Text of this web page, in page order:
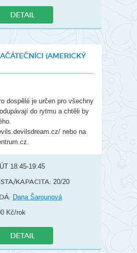
DETAIL
(AMERICKÝ
dospělé je určen pro všechny
do rytmu a chtěli by
nebo na
ÚT 18:45-19:45
KAPACITA: 20/20
Dana Šarounová
Kč/rok
DETAIL